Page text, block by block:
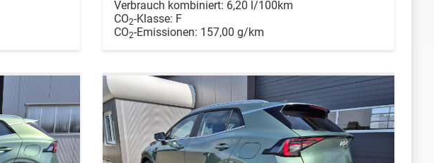
Verbrauch kombiniert: 6,20 l/100km
CO2-Klasse: F
CO2-Emissionen: 157,00 g/km